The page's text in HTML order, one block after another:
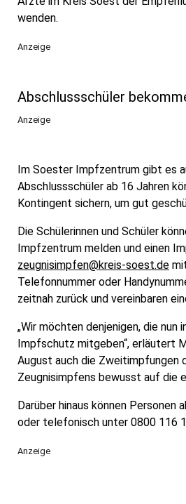
wenden.
Anzeige
Abschlussschüler
Anzeige
Im Soester Impfzentrum gibt es
Abschlussschüler ab 16 Jahren
Kontingent sichern, um gut
Die Schülerinnen und Schüler
Impfzentrum melden und einen
zeugnisimpfen@kreis-soest.de
Telefonnummer oder
zeitnah zurück und vereinbaren
„Wir möchten denjenigen, die
Impfschutz mitgeben“, erläutert
August auch die Zweitimpfungen
Zeugnisimpfens bewusst auf die
Darüber hinaus können
oder telefonisch unter 0800 116
Anzeige